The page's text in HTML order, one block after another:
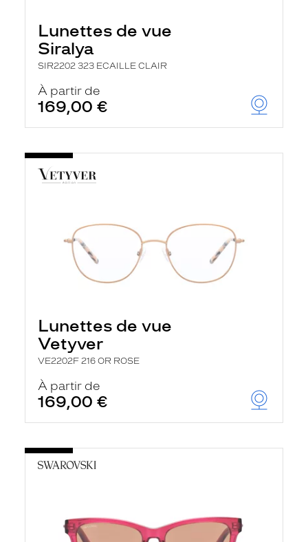
Lunettes de vue
Siralya
SIR2202 323 ECAILLE CLAIR
À partir de
169,00 €
Lunettes de vue
Vetyver
VE2202F 216 OR ROSE
À partir de
169,00 €